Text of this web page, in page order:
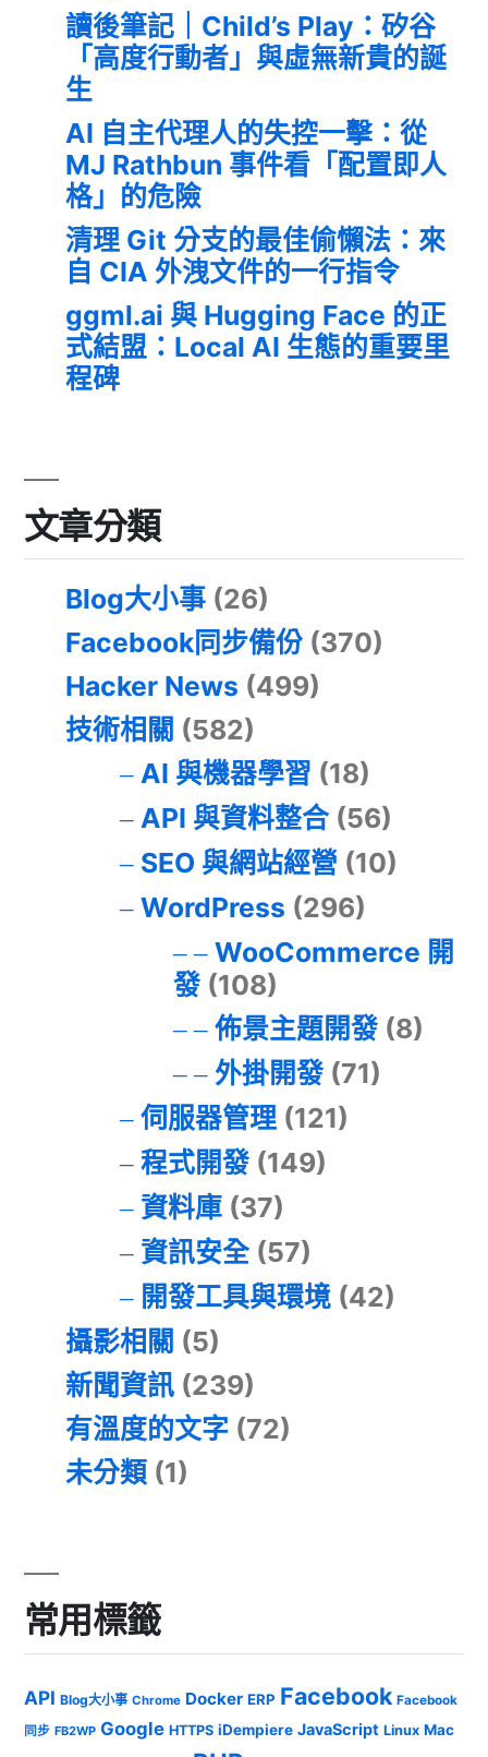
讀後筆記｜Child’s Play：矽谷
「高度行動者」與虛無新貴的誕
生
AI 自主代理人的失控一擊：從
MJ Rathbun 事件看「配置即人
格」的危險
清理 Git 分支的最佳偷懶法：來
自 CIA 外洩文件的一行指令
ggml.ai 與 Hugging Face 的正
式結盟：Local AI 生態的重要里
程碑
文章分類
Blog大小事 (26)
Facebook同步備份 (370)
Hacker News (499)
技術相關 (582)
AI 與機器學習 (18)
API 與資料整合(56)
SEO 與網站經營 (10)
WordPress (296)
WooCommerce 開
發(108)
佈景主題開發(8)
外掛開發(71)
伺服器管理(121)
程式開發(149)
資料庫(37)
資訊安全(57)
開發工具與環境(42)
攝影相關 (5)
新聞資訊 (239)
有溫度的文字 (72)
未分類 (1)
常用標籤
API Blog大小事 Chrome Docker ERP Facebook Facebook
同步 FB2WP Google HTTPS iDempiere JavaScript Linux Mac